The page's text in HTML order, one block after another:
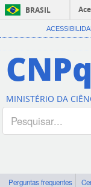
BRASIL
CNPq
MINISTÉRIO DA
Perguntas frequentes